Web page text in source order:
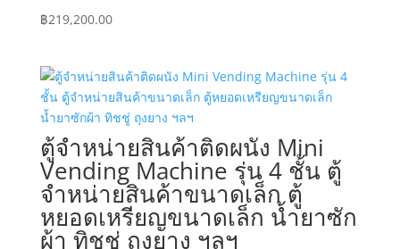
฿219,200.00
ตู้จำหน่ายสินค้าติดผนัง Mini
Vending Machine รุ่น 4 ชั้น ตู้
จำหน่ายสินค้าขนาดเล็ก ตู้
หยอดเหรียญขนาดเล็ก น้ำยาซัก
ผ้า ทิชชู่ ถุงยาง ฯลฯ